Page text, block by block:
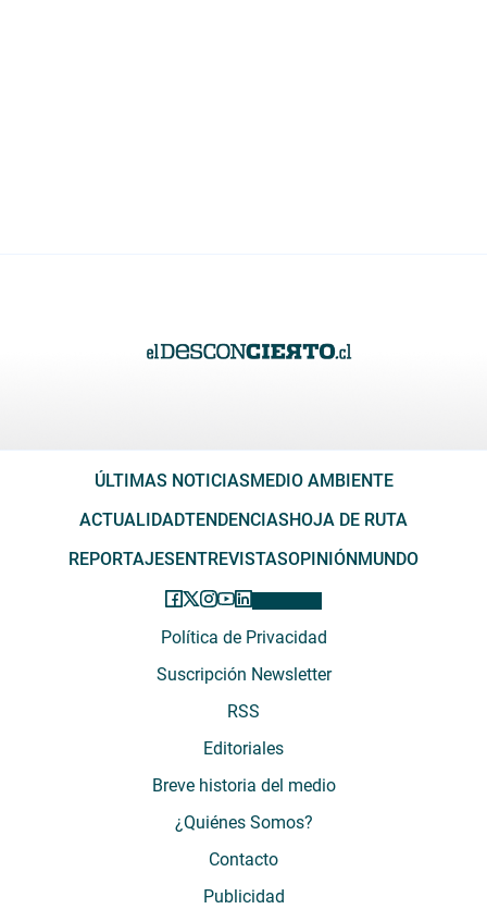
ÚLTIMAS NOTICIAS MEDIO AMBIENTE
ACTUALIDADTENDENCIAS HOJA DE RUTA
REPORTAJES ENTREVISTASOPINIÓN MUNDO
Política de Privacidad
Suscripción Newsletter
RSS
Editoriales
Breve historia del medio
¿Quiénes Somos?
Contacto
Publicidad